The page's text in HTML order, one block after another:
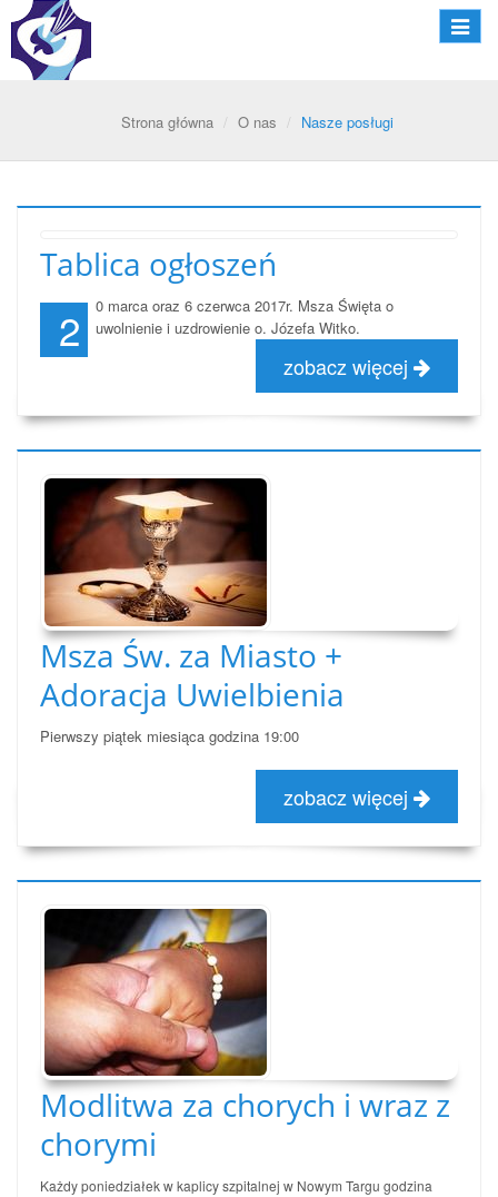
Strona główna O nas Nasze posługi
Tablica ogłoszeń
2
0 marca oraz 6 czerwca 2017r. Msza Święta o
uwolnienie i uzdrowienie o. Józefa Witko.
zobacz więcej
Msza Św. za Miasto +
Adoracja Uwielbienia
Pierwszy piątek miesiąca godzina 19:00
zobacz więcej
Modlitwa za chorych i wraz z
chorymi
Każdy poniedziałek w kaplicy szpitalnej w Nowym Targu godzina